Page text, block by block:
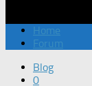
Home
Forum
Blog
0